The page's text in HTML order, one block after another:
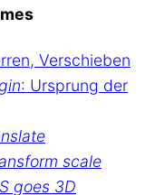
Verschieben
: Ursprung der
scale
goes 3D